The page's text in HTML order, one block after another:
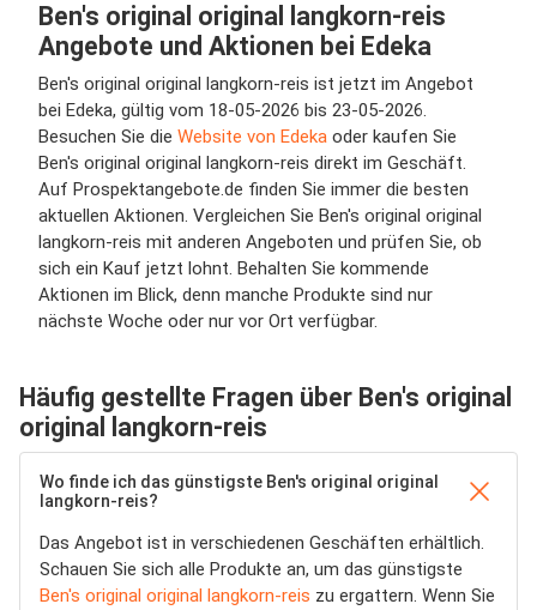
Ben's original original langkorn-reis
Angebote und Aktionen bei Edeka
Ben's original original langkorn-reis ist jetzt im Angebot
bei Edeka, gültig vom 18-05-2026 bis 23-05-2026.
Besuchen Sie die Website von Edeka oder kaufen Sie
Ben's original original langkorn-reis direkt im Geschäft.
Auf Prospektangebote.de finden Sie immer die besten
aktuellen Aktionen. Vergleichen Sie Ben's original original
langkorn-reis mit anderen Angeboten und prüfen Sie, ob
sich ein Kauf jetzt lohnt. Behalten Sie kommende
Aktionen im Blick, denn manche Produkte sind nur
nächste Woche oder nur vor Ort verfügbar.
Häufig gestellte Fragen über Ben's original
original langkorn-reis
Wo finde ich das günstigste Ben's original original
langkorn-reis?
Das Angebot ist in verschiedenen Geschäften erhältlich.
Schauen Sie sich alle Produkte an, um das günstigste
Ben's original original langkorn-reis zu ergattern. Wenn Sie